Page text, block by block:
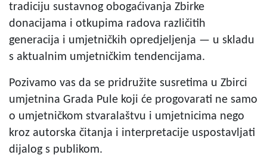
tradiciju sustavnog obogaćivanja Zbirke
donacijama i otkupima radova različitih
generacija i umjetničkih opredjeljenja — u skladu
s aktualnim umjetničkim tendencijama.
Pozivamo vas da se pridružite susretima u Zbirci
umjetnina Grada Pule koji će progovarati ne samo
o umjetničkom stvaralaštvu i umjetnicima nego
kroz autorska čitanja i interpretacije uspostavljati
dijalog s publikom.